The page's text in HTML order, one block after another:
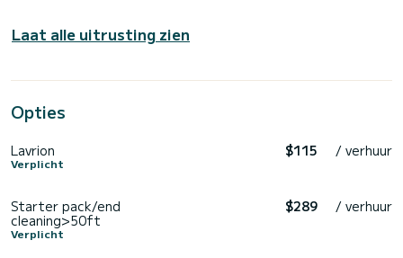
Laat alle uitrusting zien
Opties
Lavrion
Verplicht
$115 / verhuur
Starter pack/end
cleaning>50ft
Verplicht
$289 / verhuur